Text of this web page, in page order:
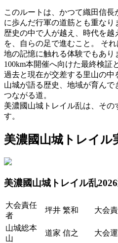
このルートは、かつて織田信
に歩んだ行軍の道筋とも重なり
歴史の中で人が越え、時代を
を、自らの足で進むこと。 そ
地の記憶に触れる体験でもあり
100km本開催へ向けた最終検証
過去と現在が交差する里山の中
山城が語る歴史、地域が育んで
つながる道。
美濃國山城トレイル乱は、そ
す。
美濃國山城トレイル
美濃國山城トレイル乱
大会責任
者
坪井 繁和 大会
山城総本
山
道家 信之 大会